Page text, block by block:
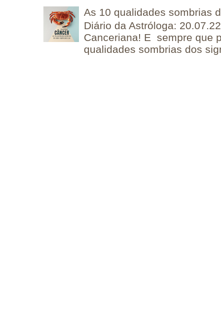
As 10 qualidades sombrias
Diário da Astróloga:
Canceriana! E sempre que
qualidades sombrias dos